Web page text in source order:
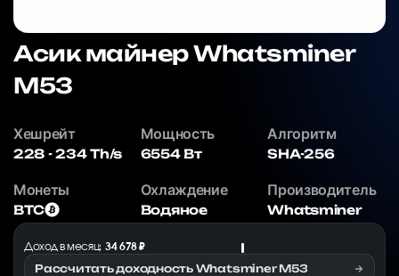
Асик майнер Whatsminer
M53
Хешрейт
228 - 234 Th/s
Мощность
6554 Вт
Алгоритм
SHA-256
Монеты
BTC
Охлаждение
Водяное
Производитель
Whatsminer
Доход в месяц: 34 678 ₽
Рассчитать доходность Whatsminer M53